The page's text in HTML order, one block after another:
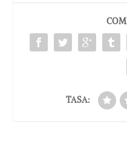
TASA: